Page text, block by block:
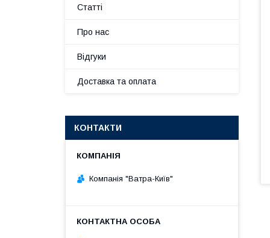
Статті
Про нас
Відгуки
Доставка та оплата
КОНТАКТИ
Компанія "Ватра-Київ"